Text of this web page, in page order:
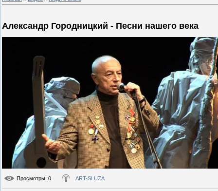
Александр Городницкий - Песни нашего века
Просмотры: 0 ART-SLUZA